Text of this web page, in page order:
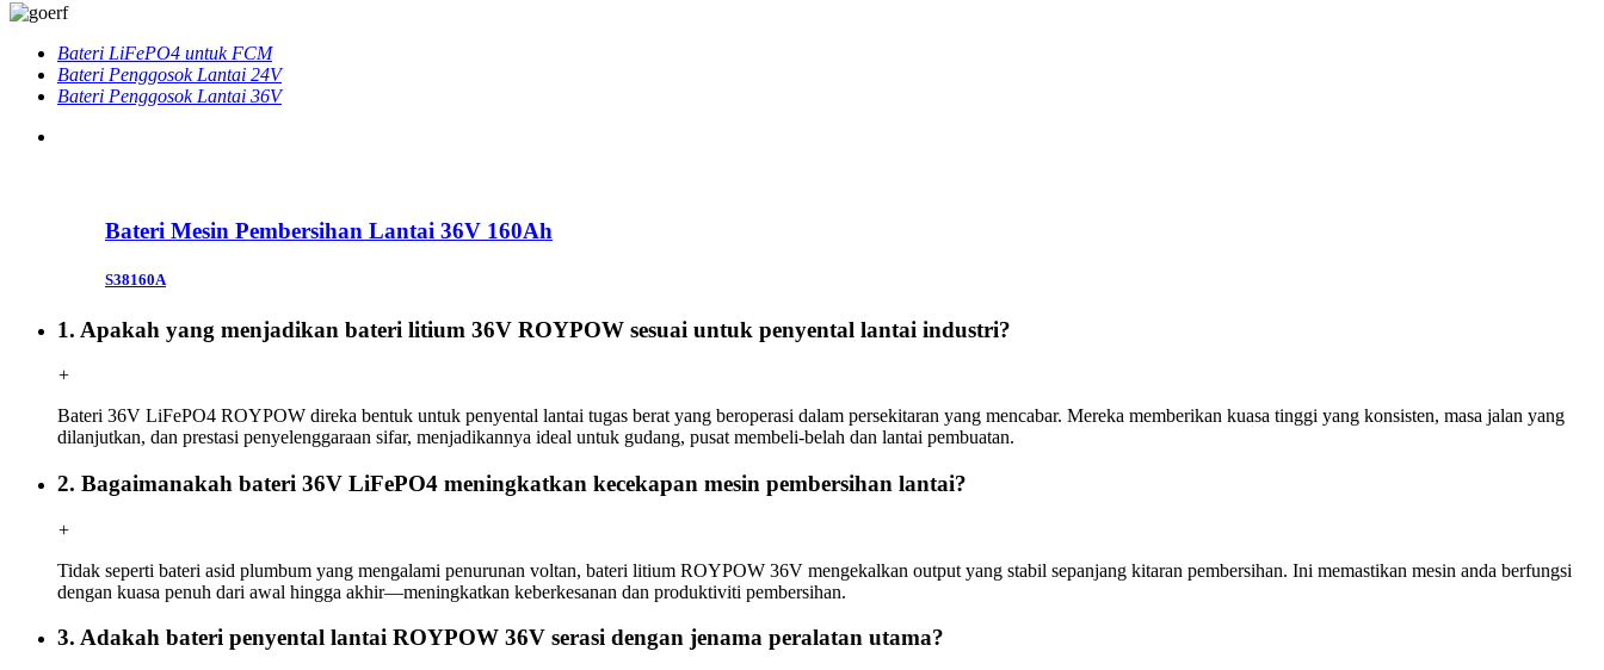
Bateri LiFePO4 untuk FCM
Bateri Penggosok Lantai 24V
Bateri Penggosok Lantai 36V
Bateri Mesin Pembersihan Lantai 36V 160Ah
S38160A
1. Apakah yang menjadikan bateri litium 36V ROYPOW sesuai untuk penyental lantai industri?
+
Bateri 36V LiFePO4 ROYPOW direka bentuk untuk penyental lantai tugas berat yang beroperasi dalam persekitaran yang mencabar. Mereka memberikan kuasa tinggi yang konsisten, masa jalan yang
dilanjutkan, dan prestasi penyelenggaraan sifar, menjadikannya ideal untuk gudang, pusat membeli-belah dan lantai pembuatan.
2. Bagaimanakah bateri 36V LiFePO4 meningkatkan kecekapan mesin pembersihan lantai?
+
Tidak seperti bateri asid plumbum yang mengalami penurunan voltan, bateri litium ROYPOW 36V mengekalkan output yang stabil sepanjang kitaran pembersihan. Ini memastikan mesin anda berfungsi
dengan kuasa penuh dari awal hingga akhir—meningkatkan keberkesanan dan produktiviti pembersihan.
3. Adakah bateri penyental lantai ROYPOW 36V serasi dengan jenama peralatan utama?